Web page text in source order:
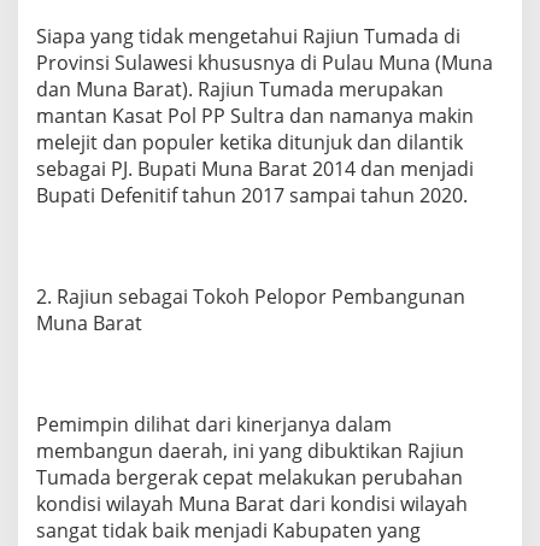
Siapa yang tidak mengetahui Rajiun Tumada di
Provinsi Sulawesi khususnya di Pulau Muna (Muna
dan Muna Barat). Rajiun Tumada merupakan
mantan Kasat Pol PP Sultra dan namanya makin
melejit dan populer ketika ditunjuk dan dilantik
sebagai PJ. Bupati Muna Barat 2014 dan menjadi
Bupati Defenitif tahun 2017 sampai tahun 2020.
2. Rajiun sebagai Tokoh Pelopor Pembangunan
Muna Barat
Pemimpin dilihat dari kinerjanya dalam
membangun daerah, ini yang dibuktikan Rajiun
Tumada bergerak cepat melakukan perubahan
kondisi wilayah Muna Barat dari kondisi wilayah
sangat tidak baik menjadi Kabupaten yang